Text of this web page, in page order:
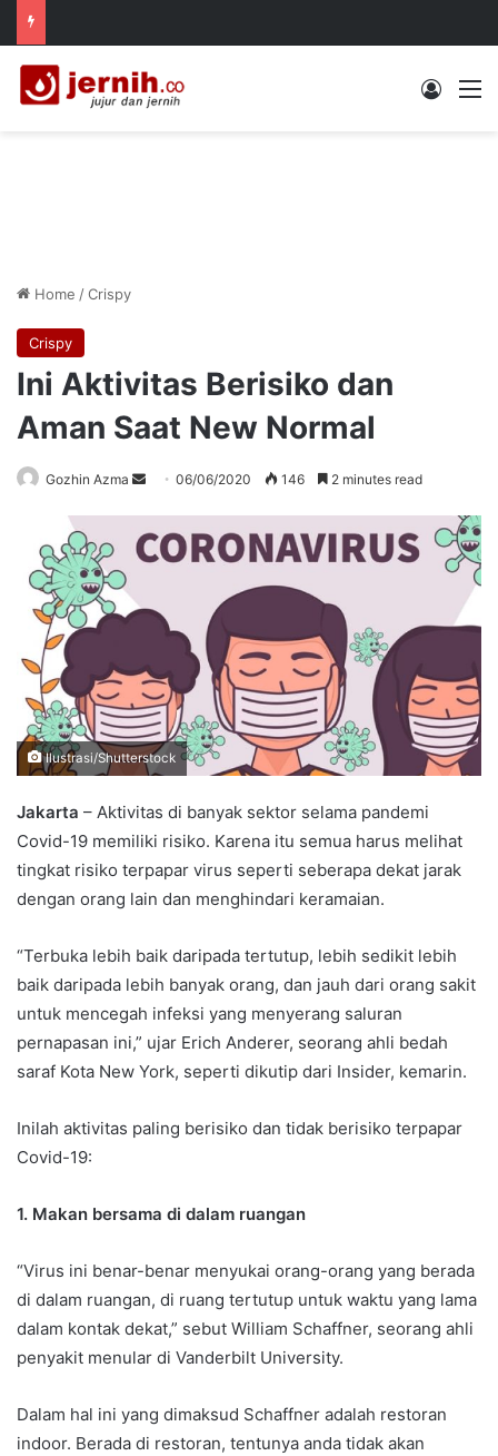
Log In
Home /Crispy
Crispy
Ini Aktivitas Berisiko dan
Aman Saat New Normal
Gozhin Azma
Send
email
06/06/2020 146 2 minutes read
Ilustrasi/Shutterstock
Jakarta – Aktivitas di banyak sektor selama pandemi
Covid-19 memiliki risiko. Karena itu semua harus melihat
tingkat risiko terpapar virus seperti seberapa dekat jarak
dengan orang lain dan menghindari keramaian.
“Terbuka lebih baik daripada tertutup, lebih sedikit lebih
baik daripada lebih banyak orang, dan jauh dari orang sakit
untuk mencegah infeksi yang menyerang saluran
pernapasan ini,” ujar Erich Anderer, seorang ahli bedah
saraf Kota New York, seperti dikutip dari Insider, kemarin.
Inilah aktivitas paling berisiko dan tidak berisiko terpapar
Covid-19:
1. Makan bersama di dalam ruangan
“Virus ini benar-benar menyukai orang-orang yang berada
di dalam ruangan, di ruang tertutup untuk waktu yang lama
dalam kontak dekat,” sebut William Schaffner, seorang ahli
penyakit menular di Vanderbilt University.
Dalam hal ini yang dimaksud Schaffner adalah restoran
indoor. Berada di restoran, tentunya anda tidak akan